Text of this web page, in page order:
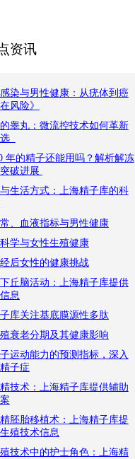
资讯
感染与男性健康：从疣体到癌
风险》
睾丸：微流控技术如何革新
年的精子还能用吗？解析解冻
破进展​
生活方式：上海精子库的科
、血液指标与男性健康
学与女性生殖健康
后女性的健康挑战
丘脑活动：上海精子库提供
息
库关注基底膜源性多肽
衰老分期及其健康影响
运动能力的预测指标，深入
子症
技术：上海精子库提供辅助
胚胎移植术：上海精子库提
殖技术信息
技术中的护士角色：上海精